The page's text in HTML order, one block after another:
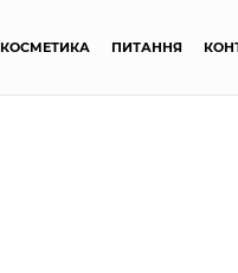
КОСМЕТИКА ПИТАННЯ